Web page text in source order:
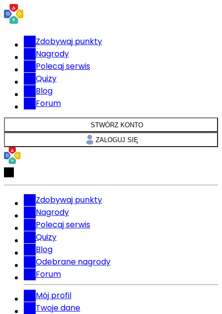
Zdobywaj punkty
Nagrody
Polecaj serwis
Quizy
Blog
Forum
STWÓRZ KONTO
ZALOGUJ SIĘ
Zdobywaj punkty
Nagrody
Polecaj serwis
Quizy
Blog
Odebrane nagrody
Forum
Mój profil
Twoje dane